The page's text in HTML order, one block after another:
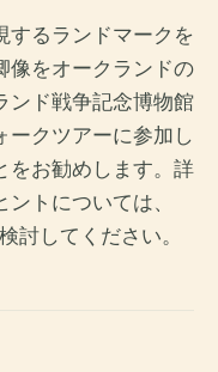
するランドマークを
像をオークランドの
ンド戦争記念博物館
ークツアーに参加し
をお勧めします。詳
トについては、
討してください。